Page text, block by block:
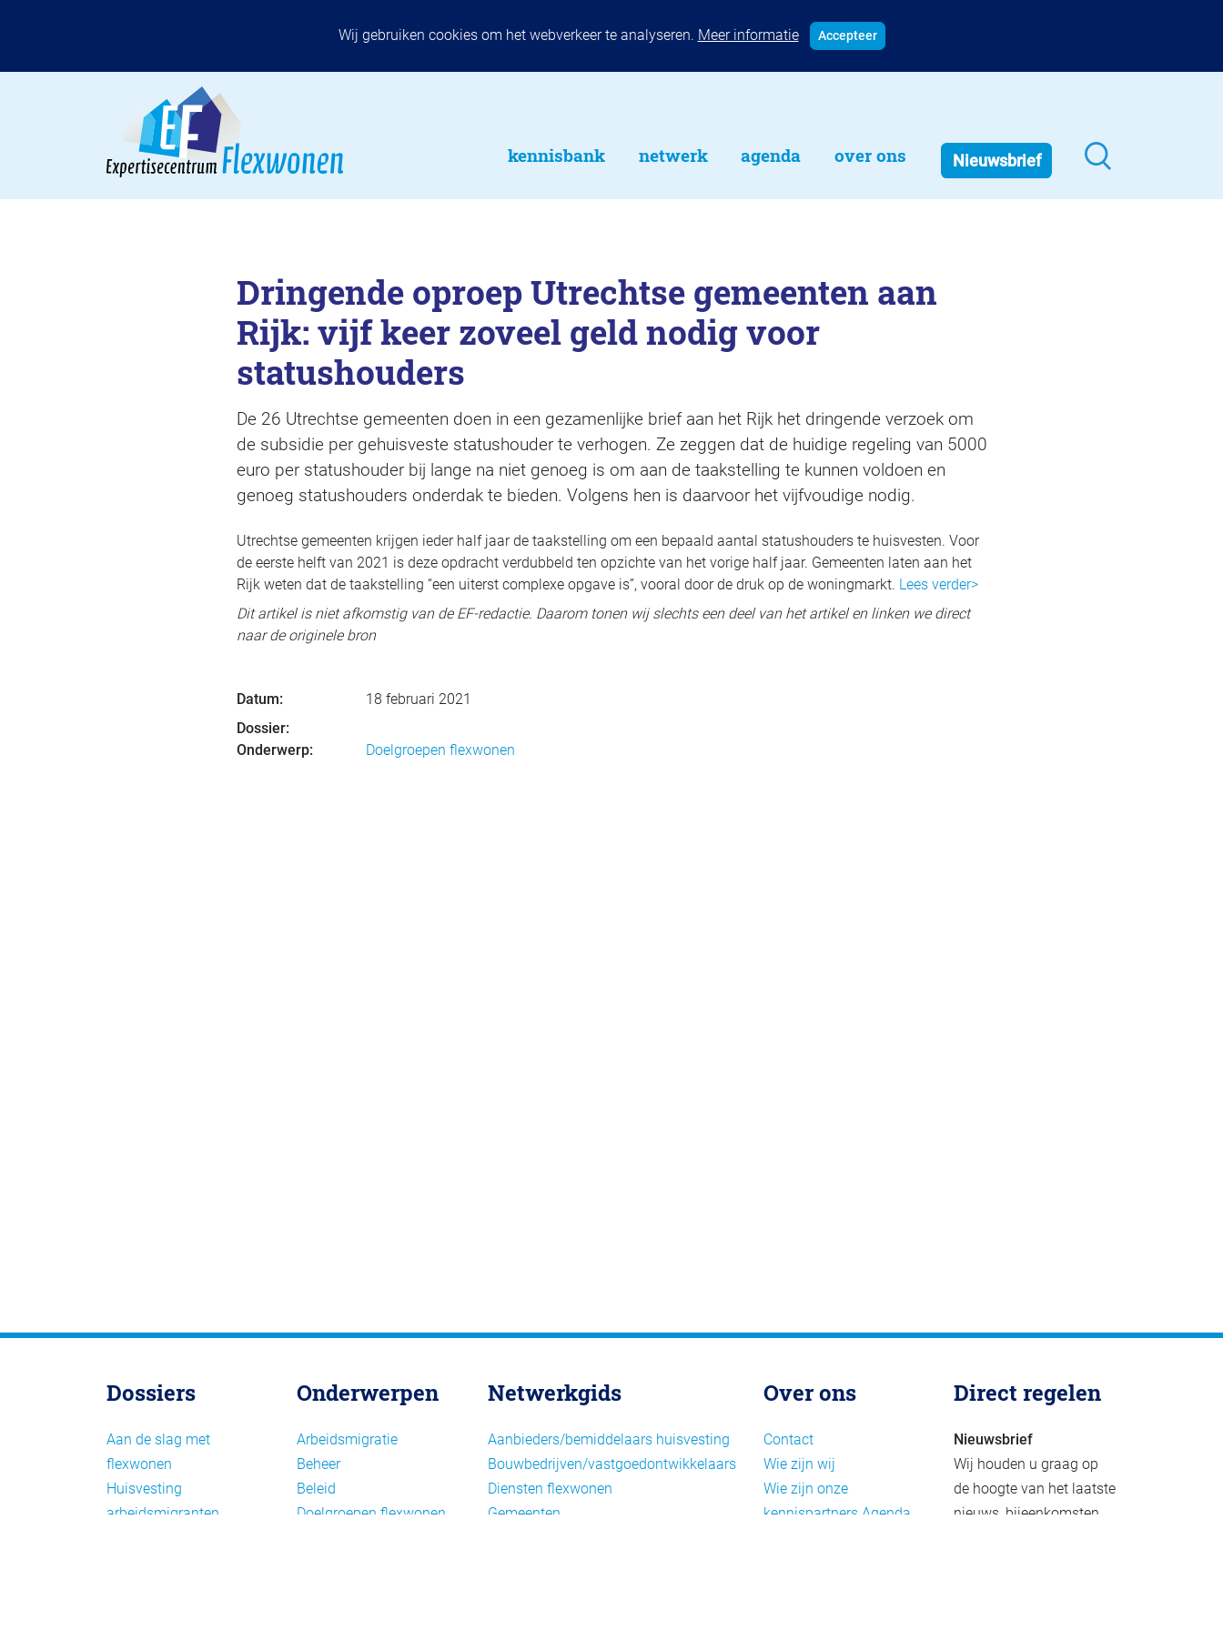
Wij gebruiken cookies om het webverkeer te analyseren. Meer informatie Accepteer
kennisbank netwerk agenda over ons Nieuwsbrief
Dringende oproep Utrechtse gemeenten aan
Rijk: vijf keer zoveel geld nodig voor
statushouders
De 26 Utrechtse gemeenten doen in een gezamenlijke brief aan het Rijk het dringende verzoek om
de subsidie per gehuisveste statushouder te verhogen. Ze zeggen dat de huidige regeling van 5000
euro per statushouder bij lange na niet genoeg is om aan de taakstelling te kunnen voldoen en
genoeg statushouders onderdak te bieden. Volgens hen is daarvoor het vijfvoudige nodig.
Utrechtse gemeenten krijgen ieder half jaar de taakstelling om een bepaald aantal statushouders te huisvesten. Voor
de eerste helft van 2021 is deze opdracht verdubbeld ten opzichte van het vorige half jaar. Gemeenten laten aan het
Rijk weten dat de taakstelling “een uiterst complexe opgave is”, vooral door de druk op de woningmarkt. Lees verder>
Dit artikel is niet afkomstig van de EF-redactie. Daarom tonen wij slechts een deel van het artikel en linken we direct
naar de originele bron
Datum:
18 februari 2021
Dossier:
Onderwerp:
Doelgroepen flexwonen
Dossiers
Aan de slag met
flexwonen
Huisvesting
arbeidsmigranten
Onderwerpen
Arbeidsmigratie
Beheer
Beleid
Doelgroepen flexwonen
Netwerkgids
Aanbieders/bemiddelaars huisvesting
Bouwbedrijven/vastgoedontwikkelaars
Diensten flexwonen
Gemeenten
Over ons
Contact
Wie zijn wij
Wie zijn onze
kennispartners Agenda
Direct regelen
Nieuwsbrief
Wij houden u graag op
de hoogte van het laatste
nieuws, bijeenkomsten